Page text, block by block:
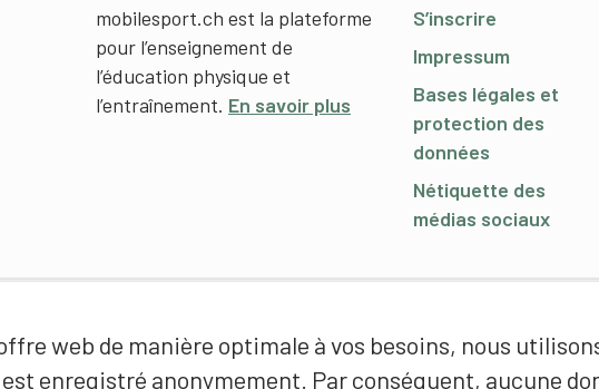
web de manière optimale à vos besoins, nous
enregistré anonymement. Par conséquent, aucune
mobilesport.ch est la plateforme
pour l’enseignement de
l’éducation physique et
l’entraînement. En savoir plus
S’inscrire
Impressum
Bases légales et
protection des
données
Nétiquette des
médias sociaux